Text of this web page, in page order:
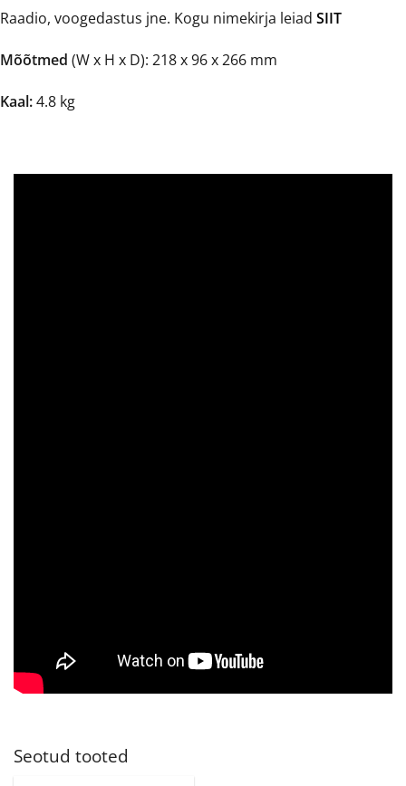
Raadio, voogedastus jne. Kogu nimekirja leiad SIIT
Mõõtmed (W x H x D): 218 x 96 x 266 mm
Kaal:4.8 kg
Seotud tooted